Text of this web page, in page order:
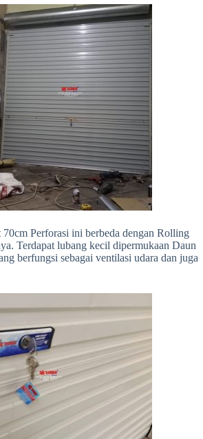
Perforasi ini berbeda dengan Rolling
Terdapat lubang kecil dipermukaan Daun
berfungsi sebagai ventilasi udara dan juga